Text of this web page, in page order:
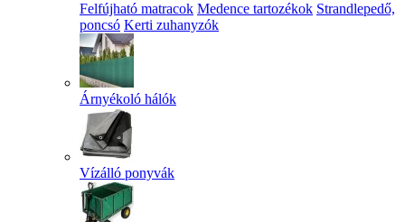
Felfújható matracok Medence tartozékok Strandlepedő,
poncsó Kerti zuhanyzók
Árnyékoló hálók
Vízálló ponyvák